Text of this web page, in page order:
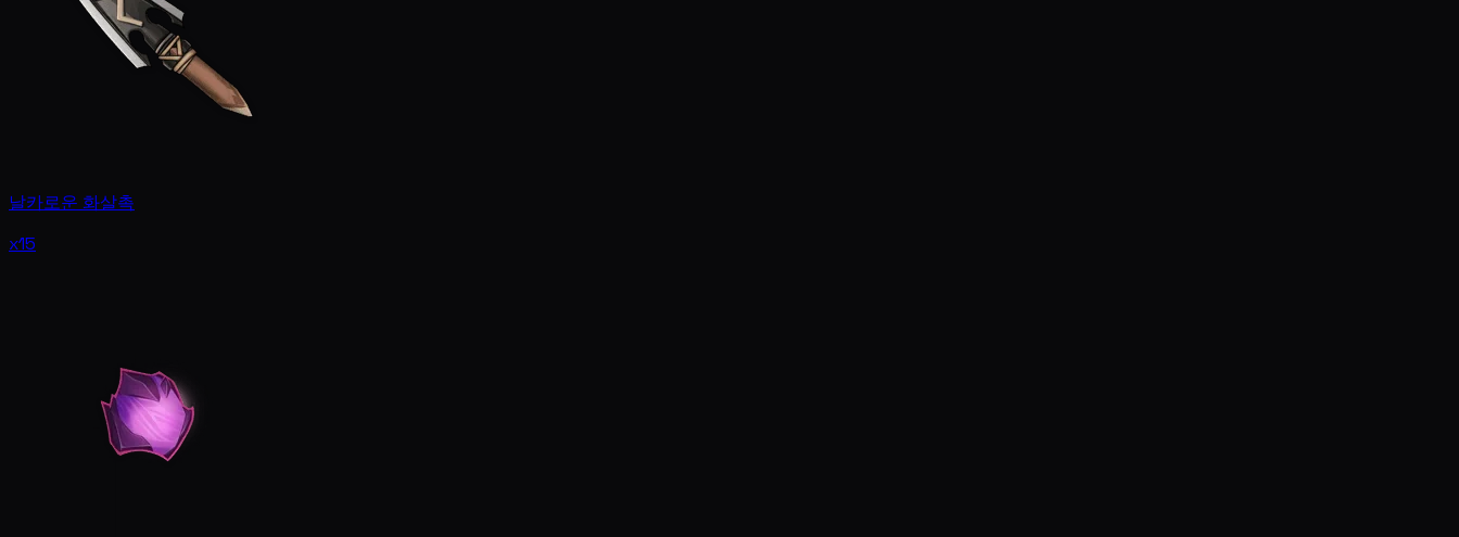
날카로운 화살촉
x15